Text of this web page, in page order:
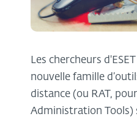
Les chercheurs
nouvelle famille
distance (ou RAT,
Administration Tools)